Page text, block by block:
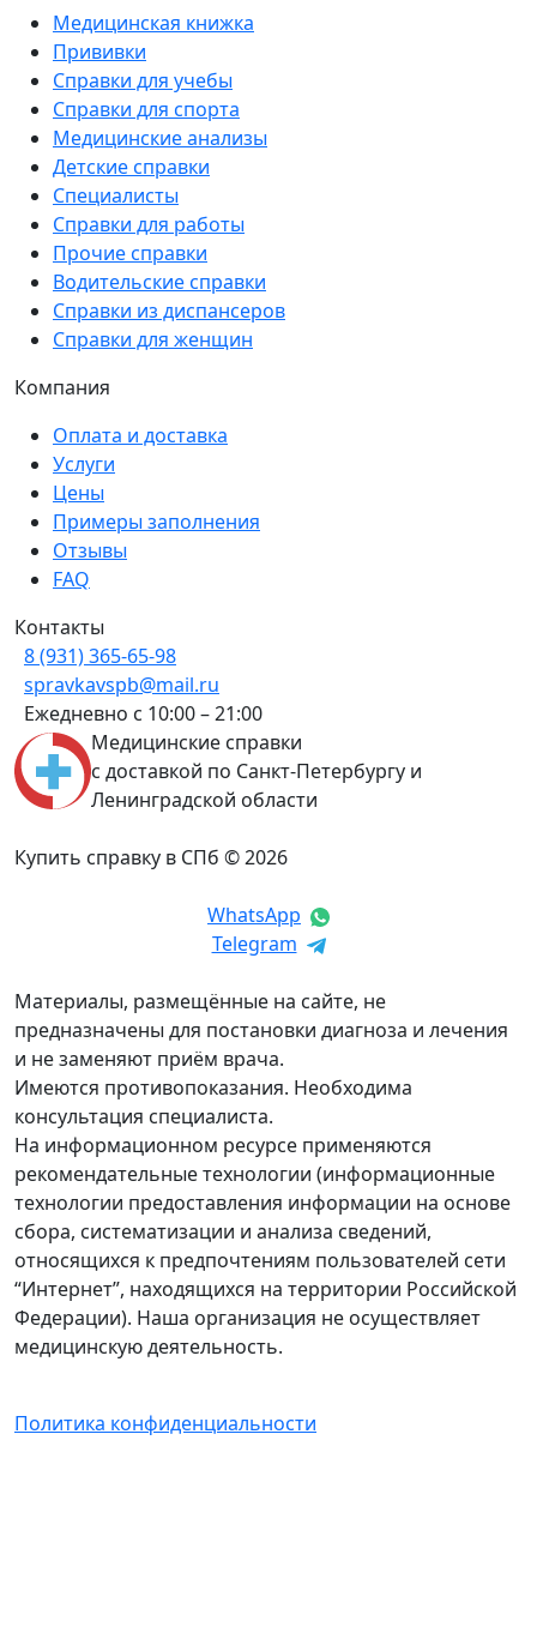
Медицинские справки
с доставкой по Санкт-Петербургу и
Ленинградской области
Купить справку в СПб © 2026
WhatsApp
Telegram
Медицинская книжка
Прививки
Справки для учебы
Справки для спорта
Медицинские анализы
Детские справки
Специалисты
Справки для работы
Прочие справки
Водительские справки
Справки из диспансеров
Справки для женщин
Компания
Оплата и доставка
Услуги
Цены
Примеры заполнения
Отзывы
FAQ
Контакты
8 (931) 365-65-98
spravkavspb@mail.ru
Ежедневно с 10:00 – 21:00
Материалы, размещённые на сайте, не
предназначены для постановки диагноза и лечения
и не заменяют приём врача.
Имеются противопоказания. Необходима
консультация специалиста.
На информационном ресурсе применяются
рекомендательные технологии (информационные
технологии предоставления информации на основе
сбора, систематизации и анализа сведений,
относящихся к предпочтениям пользователей сети
“Интернет”, находящихся на территории Российской
Федерации). Наша организация не осуществляет
медицинскую деятельность.
Политика конфиденциальности